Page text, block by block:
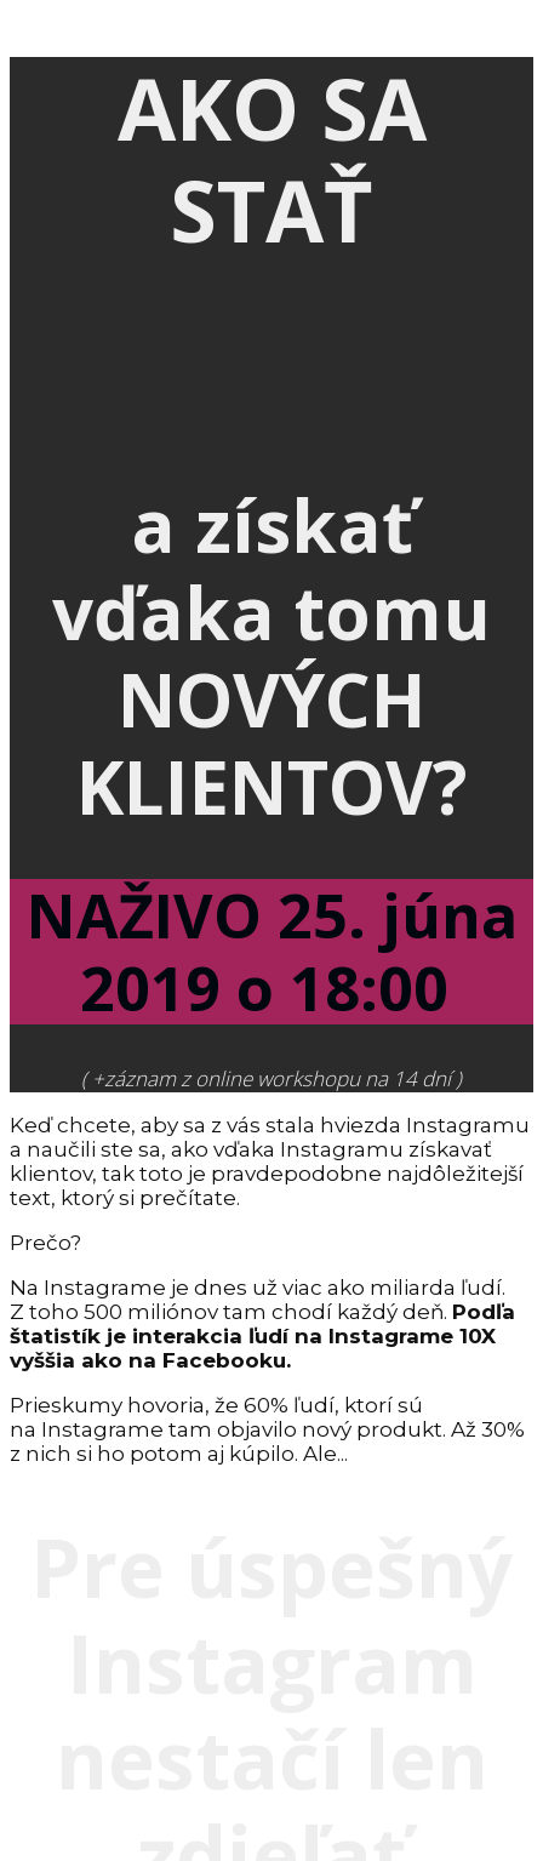
AKO SA
STAŤ
a získať
vďaka tomu
NOVÝCH
KLIENTOV?
NAŽIVO 25. júna
2019 o 18:00
( +záznam z online workshopu na 14 dní )
Keď chcete, aby sa z vás stala hviezda Instagramu
a naučili ste sa, ako vďaka Instagramu získavať
klientov, tak toto je pravdepodobne najdôležitejší
text, ktorý si prečítate.
Prečo?
Na Instagrame je dnes už viac ako miliarda ľudí.
Z toho 500 miliónov tam chodí každý deň. Podľa
štatistík je interakcia ľudí na Instagrame 10X
vyššia ako na Facebooku.
Prieskumy hovoria, že 60% ľudí, ktorí sú
na Instagrame tam objavilo nový produkt. Až 30%
z nich si ho potom aj kúpilo. Ale...